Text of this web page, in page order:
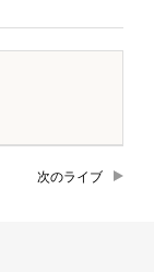
次のライブ